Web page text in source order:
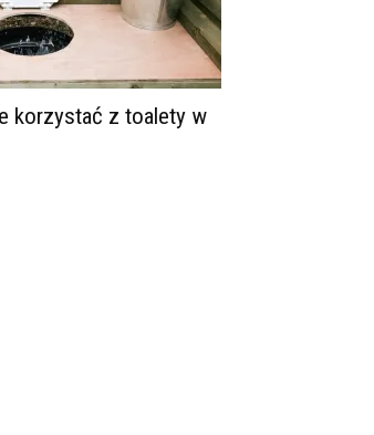
korzystać z toalety w